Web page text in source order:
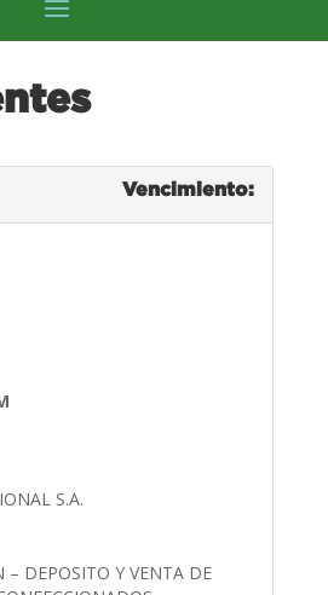
Vencimiento:
S.A.
– DEPOSITO Y VENTA DE